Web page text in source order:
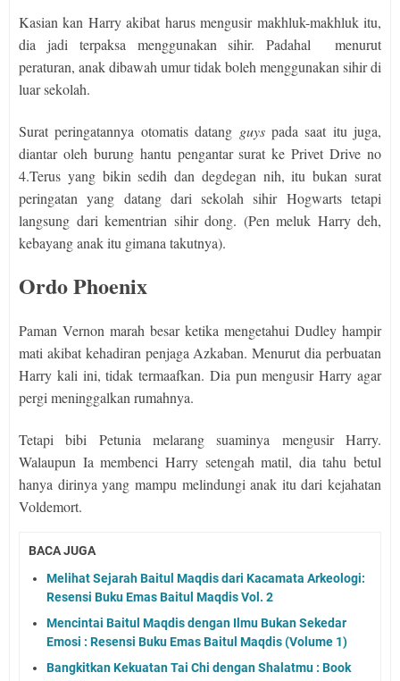
Kasian kan Harry akibat harus mengusir makhluk-makhluk itu,
dia jadi terpaksa menggunakan sihir. Padahal
menurut
peraturan, anak dibawah umur tidak boleh menggunakan sihir di
luar sekolah.
Surat peringatannya otomatis datang guyspada saat itu juga,
diantar oleh burung hantu pengantar surat ke Privet Drive no
4.Terus yang bikin sedih dan degdegan nih, itu bukan surat
peringatan yang datang dari sekolah sihir Hogwarts tetapi
langsung dari kementrian sihir dong. (Pen meluk Harry deh,
kebayang anak itu gimana takutnya).
Ordo Phoenix
Paman Vernon marah besar ketika mengetahui Dudley hampir
mati akibat kehadiran penjaga Azkaban. Menurut dia perbuatan
Harry kali ini, tidak termaafkan. Dia pun mengusir Harry agar
pergi meninggalkan rumahnya.
Tetapi bibi Petunia melarang suaminya mengusir Harry.
Walaupun Ia membenci Harry setengah matil, dia tahu betul
hanya dirinya yang mampu melindungi anak itu dari kejahatan
Voldemort.
BACA JUGA
Melihat Sejarah Baitul Maqdis dari Kacamata Arkeologi:
Resensi Buku Emas Baitul Maqdis Vol. 2
Mencintai Baitul Maqdis dengan Ilmu Bukan Sekedar
Emosi : Resensi Buku Emas Baitul Maqdis (Volume 1)
Bangkitkan Kekuatan Tai Chi dengan Shalatmu : Book